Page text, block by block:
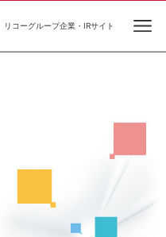
リコーグループ企業・IRサイト